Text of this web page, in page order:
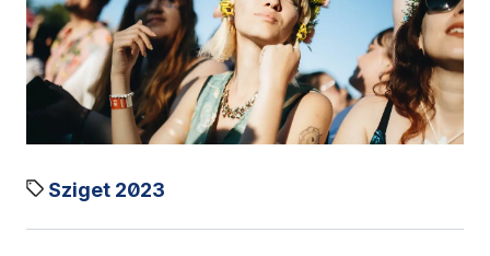
Sziget 2023